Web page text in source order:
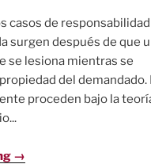
casos de
surgen después de que
se lesiona mientras se
del demandado.
proceden bajo la
→